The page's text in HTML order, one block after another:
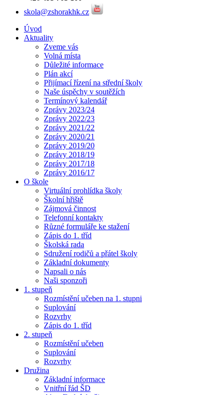
skola@zshorakhk.cz
Úvod
Aktuality
Zveme vás
Volná místa
Důležité informace
Plán akcí
Přijímací řízení na střední školy
Naše úspěchy v soutěžích
Termínový kalendář
Zprávy 2023/24
Zprávy 2022/23
Zprávy 2021/22
Zprávy 2020/21
Zprávy 2019/20
Zprávy 2018/19
Zprávy 2017/18
Zprávy 2016/17
O škole
Virtuální prohlídka školy
Školní hřiště
Zájmová činnost
Telefonní kontakty
Různé formuláře ke stažení
Zápis do 1. tříd
Školská rada
Sdružení rodičů a přátel školy
Základní dokumenty
Napsali o nás
Naši sponzoři
1. stupeň
Rozmístění učeben na 1. stupni
Suplování
Rozvrhy
Zápis do 1. tříd
2. stupeň
Rozmístění učeben
Suplování
Rozvrhy
Družina
Základní informace
Vnitřní řád ŠD